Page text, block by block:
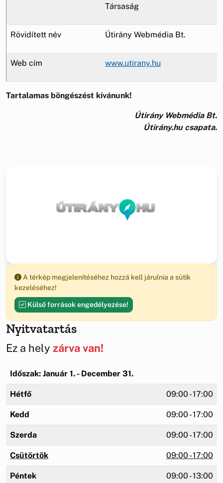
Társaság
Rövidített név Útirány Webmédia Bt.
Web cím www.utirany.hu
Tartalamas böngészést kívánunk!
Útirány Webmédia Bt.
Útirány.hu csapata.
A térkép megjelenítéséhez hozzá kell járulnia a sütik
kezeléséhez!
Külső források engedélyezése!
Nyitvatartás
Ez a hely zárva van!
Időszak: Január 1. - December 31.
Hétfő 09:00 - 17:00
Kedd 09:00 - 17:00
Szerda 09:00 - 17:00
Csütörtök 09:00 - 17:00
Péntek 09:00 - 13:00